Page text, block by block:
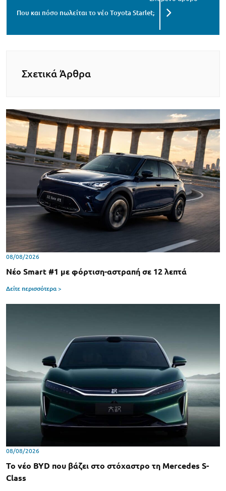
Που και πόσο πωλείται το νέο Toyota Starlet;
Σχετικά Άρθρα
08/08/2026
Νέο Smart #1 με φόρτιση-αστραπή σε 12 λεπτά
Δείτε περισσότερα >
08/08/2026
Το νέο BYD που βάζει στο στόχαστρο τη Mercedes S-
Class